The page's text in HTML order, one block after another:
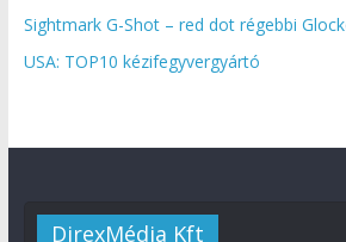
Sightmark G-Shot – red dot régebbi
USA: TOP10 kézifegyvergyártó
DirexMédia Kft